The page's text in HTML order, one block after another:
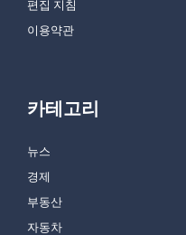
편집 지침
이용약관
카테고리
뉴스
경제
부동산
자동차